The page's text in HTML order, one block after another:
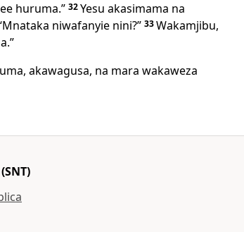
huruma.” 32Yesu akasimama na
niwafanyie nini?” 33Wakamjibu,
akawagusa, na mara wakaweza
(SNT)